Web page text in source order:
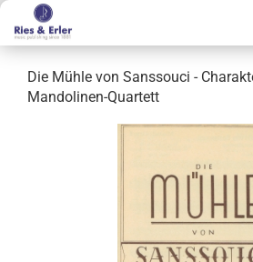
Die Mühle von Sanssouci -
Mandolinen-Quartett